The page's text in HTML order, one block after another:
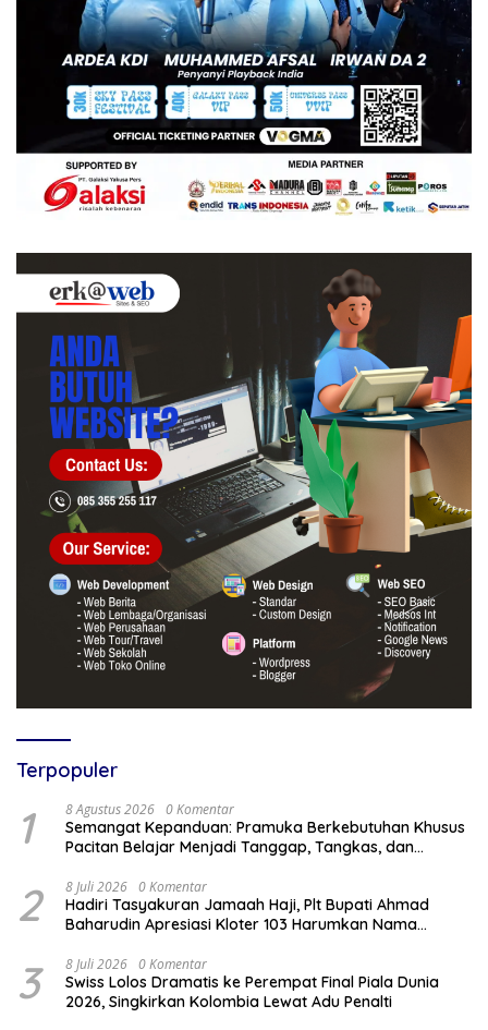
Terpopuler
1 8 Agustus 2026 0 Komentar
Semangat Kepanduan: Pramuka Berkebutuhan Khusus
Pacitan Belajar Menjadi Tanggap, Tangkas, dan
2 8 Juli 2026 0 Komentar
Hadiri Tasyakuran Jamaah Haji, Plt Bupati Ahmad
Baharudin Apresiasi Kloter 103 Harumkan Nama
3 8 Juli 2026 0 Komentar
Swiss Lolos Dramatis ke Perempat Final Piala Dunia
2026, Singkirkan Kolombia Lewat Adu Penalti